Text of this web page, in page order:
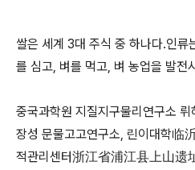
쌀은 세계 3대 주식 중 하나다.인류
를 심고, 벼를 먹고, 벼 농업을 발전
중국과학원 지질지구물리연구소
장성 문물고고연구소, 린이대학临
적관리센터浙江省浦江县上山遗